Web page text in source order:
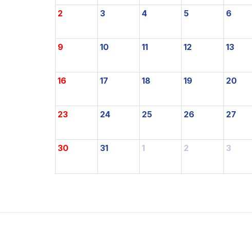
2 3 4 5 6
9 10 11 12 13
16 17 18 19 20
23 24 25 26 27
30 31 1 2 3